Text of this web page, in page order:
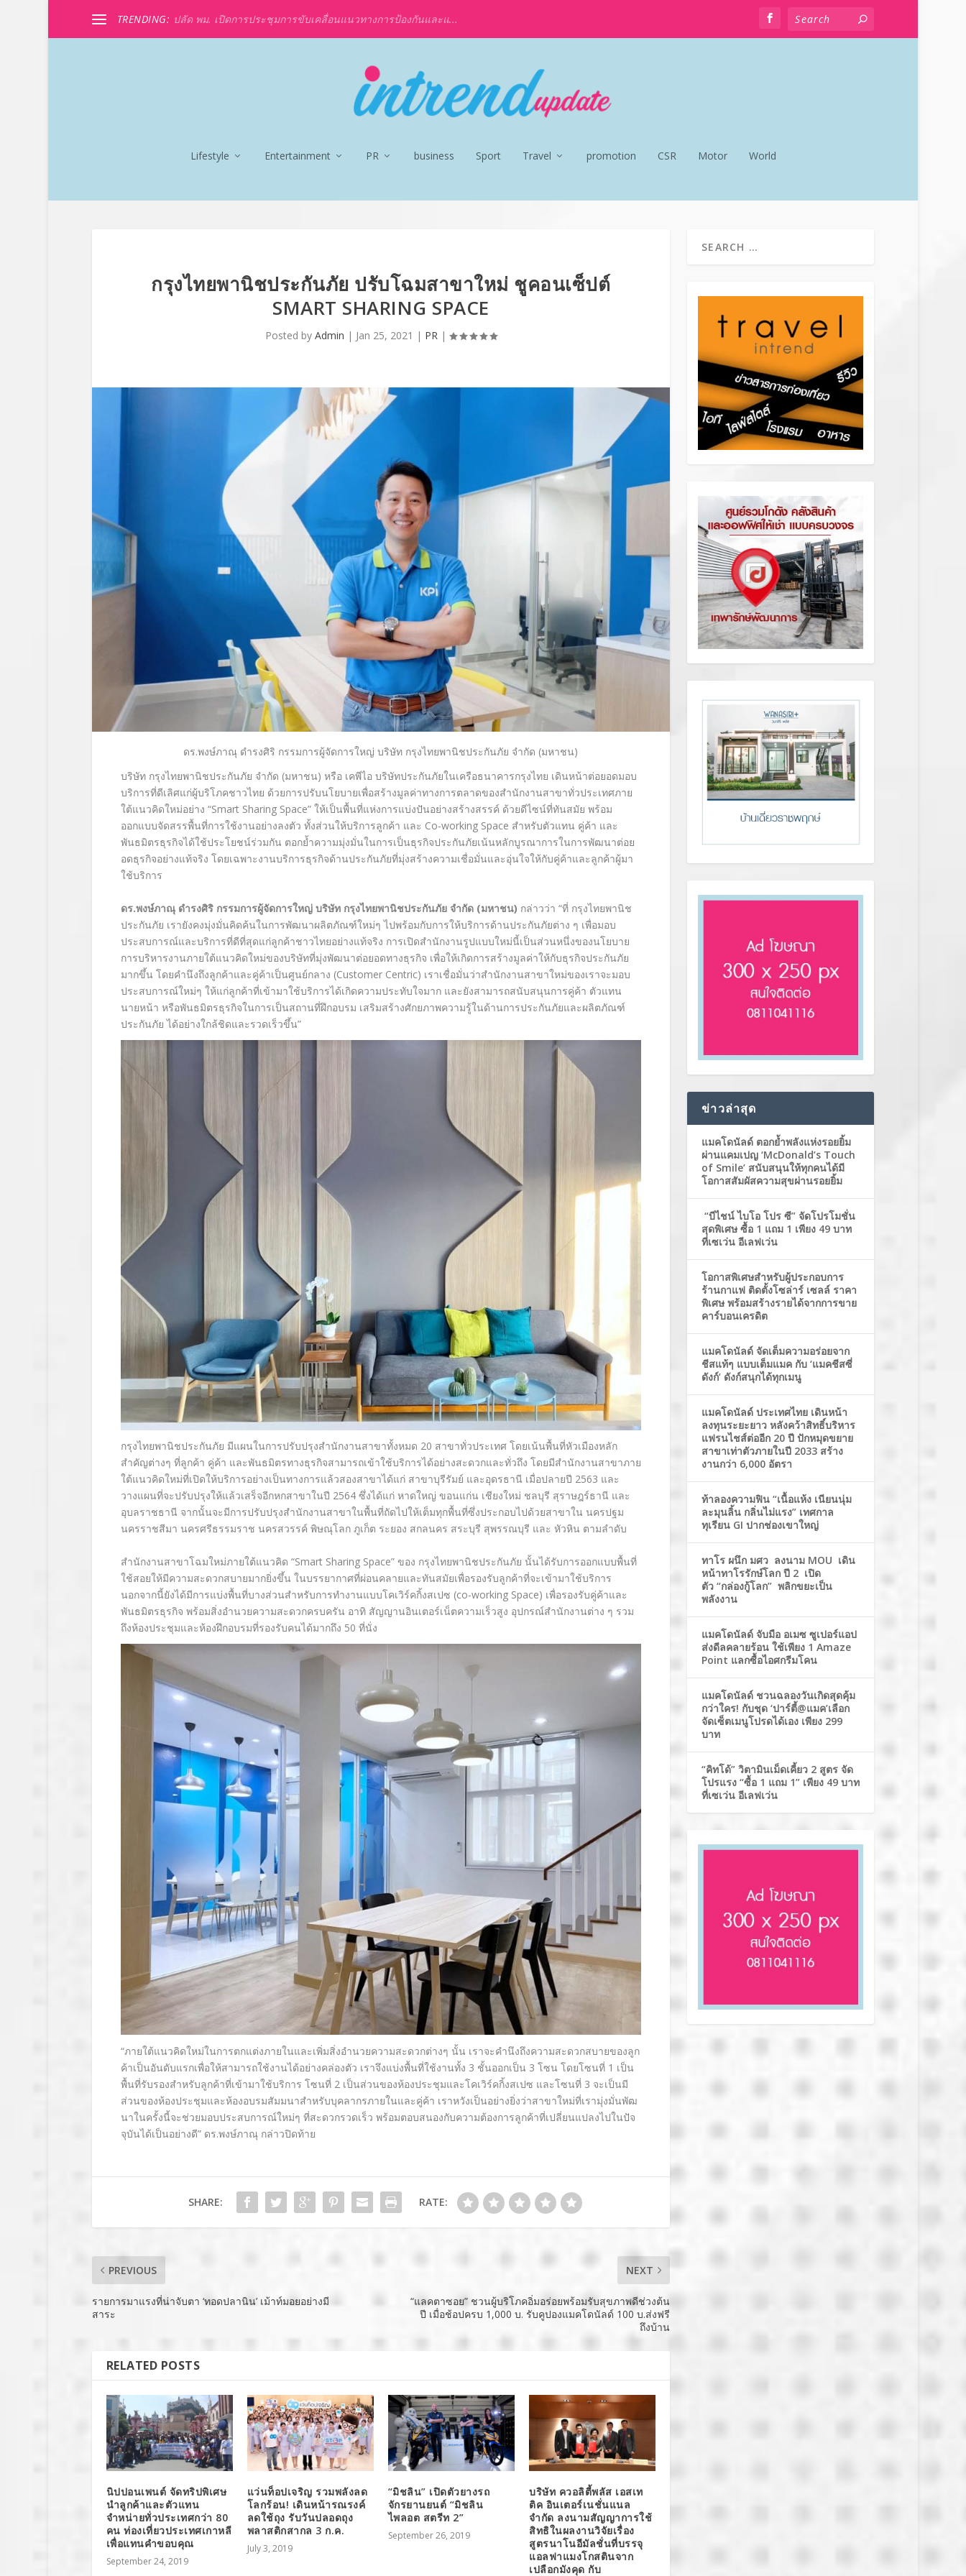
TRENDING: ปลัด พม. เปิดการประชุมการขับเคลื่อนแนวทางการป้องกันและแ...
Lifestyle Entertainment PR business Sport Travel promotion CSR Motor World
กรุงไทยพานิชประกันภัย ปรับโฉมสาขาใหม่ ชูคอนเซ็ปต์
SMART SHARING SPACE
Posted by Admin | Jan 25, 2021 | PR|
ดร.พงษ์ภาณุ ดำรงศิริ กรรมการผู้จัดการใหญ่ บริษัท กรุงไทยพานิชประกันภัย จำกัด (มหาชน)
บริษัท กรุงไทยพานิชประกันภัย จำกัด (มหาชน) หรือ เคพีไอ บริษัทประกันภัยในเครือธนาคารกรุงไทย เดินหน้าต่อยอดมอบ
บริการที่ดีเลิศแก่ผู้บริโภคชาวไทย ด้วยการปรับนโยบายเพื่อสร้างมูลค่าทางการตลาดของสำนักงานสาขาทั่วประเทศภาย
ใต้แนวคิดใหม่อย่าง “Smart Sharing Space” ให้เป็นพื้นที่แห่งการแบ่งปันอย่างสร้างสรรค์ ด้วยดีไซน์ที่ทันสมัย พร้อม
ออกแบบจัดสรรพื้นที่การใช้งานอย่างลงตัว ทั้งส่วนให้บริการลูกค้า และ Co-working Space สำหรับตัวแทน คู่ค้า และ
พันธมิตรธุรกิจได้ใช้ประโยชน์ร่วมกัน ตอกย้ำความมุ่งมั่นในการเป็นธุรกิจประกันภัยเน้นหลักบูรณาการในการพัฒนาต่อย
อดธุรกิจอย่างแท้จริง โดยเฉพาะงานบริการธุรกิจด้านประกันภัยที่มุ่งสร้างความเชื่อมั่นและอุ่นใจให้กับคู่ค้าและลูกค้าผู้มา
ใช้บริการ
ดร.พงษ์ภาณุ ดำรงศิริ กรรมการผู้จัดการใหญ่ บริษัท กรุงไทยพานิชประกันภัย จำกัด (มหาชน) กล่าวว่า “ที่ กรุงไทยพานิช
ประกันภัย เรายังคงมุ่งมั่นคิดค้นในการพัฒนาผลิตภัณฑ์ใหม่ๆ ไปพร้อมกับการให้บริการด้านประกันภัยต่าง ๆ เพื่อมอบ
ประสบการณ์และบริการที่ดีที่สุดแก่ลูกค้าชาวไทยอย่างแท้จริง การเปิดสำนักงานรูปแบบใหม่นี้เป็นส่วนหนึ่งของนโยบาย
การบริหารงานภายใต้แนวคิดใหม่ของบริษัทที่มุ่งพัฒนาต่อยอดทางธุรกิจ เพื่อให้เกิดการสร้างมูลค่าให้กับธุรกิจประกันภัย
มากขึ้น โดยคำนึงถึงลูกค้าและคู่ค้าเป็นศูนย์กลาง (Customer Centric) เราเชื่อมั่นว่าสำนักงานสาขาใหม่ของเราจะมอบ
ประสบการณ์ใหม่ๆ ให้แก่ลูกค้าที่เข้ามาใช้บริการได้เกิดความประทับใจมาก และยังสามารถสนับสนุนการคู่ค้า ตัวแทน
นายหน้า หรือพันธมิตรธุรกิจในการเป็นสถานที่ฝึกอบรม เสริมสร้างศักยภาพความรู้ในด้านการประกันภัยและผลิตภัณฑ์
ประกันภัย ได้อย่างใกล้ชิดและรวดเร็วขึ้น”
กรุงไทยพานิชประกันภัย มีแผนในการปรับปรุงสำนักงานสาขาทั้งหมด 20 สาขาทั่วประเทศ โดยเน้นพื้นที่หัวเมืองหลัก
สำคัญต่างๆ ที่ลูกค้า คู่ค้า และพันธมิตรทางธุรกิจสามารถเข้าใช้บริการได้อย่างสะดวกและทั่วถึง โดยมีสำนักงานสาขาภาย
ใต้แนวคิดใหม่ที่เปิดให้บริการอย่างเป็นทางการแล้วสองสาขาได้แก่ สาขาบุรีรัมย์ และอุดรธานี เมื่อปลายปี 2563 และ
วางแผนที่จะปรับปรุงให้แล้วเสร็จอีกหกสาขาในปี 2564 ซึ่งได้แก่ หาดใหญ่ ขอนแก่น เชียงใหม่ ชลบุรี สุราษฎร์ธานี และ
อุบลราชธานี จากนั้นจะมีการปรับปรุงสำนักงานสาขาในพื้นที่ถัดไปให้เต็มทุกพื้นที่ซึ่งประกอบไปด้วยสาขาใน นครปฐม
นครราชสีมา นครศรีธรรมราช นครสวรรค์ พิษณุโลก ภูเก็ต ระยอง สกลนคร สระบุรี สุพรรณบุรี และ หัวหิน ตามลำดับ
สำนักงานสาขาโฉมใหม่ภายใต้แนวคิด “Smart Sharing Space” ของ กรุงไทยพานิชประกันภัย นั้นได้รับการออกแบบพื้นที่
ใช้สอยให้มีความสะดวกสบายมากยิ่งขึ้น ในบรรยากาศที่ผ่อนคลายและทันสมัยเพื่อรองรับลูกค้าที่จะเข้ามาใช้บริการ
นอกจากนี้ยังได้มีการแบ่งพื้นที่บางส่วนสำหรับการทำงานแบบโคเวิร์คกิ้งสเปซ (co-working Space) เพื่อรองรับคู่ค้าและ
พันธมิตรธุรกิจ พร้อมสิ่งอำนวยความสะดวกครบครัน อาทิ สัญญานอินเตอร์เน็ตความเร็วสูง อุปกรณ์สำนักงานต่าง ๆ รวม
ถึงห้องประชุมและห้องฝึกอบรมที่รองรับคนได้มากถึง 50 ที่นั่ง
“ภายใต้แนวคิดใหม่ในการตกแต่งภายในและเพิ่มสิ่งอำนวยความสะดวกต่างๆ นั้น เราจะคำนึงถึงความสะดวกสบายของลูก
ค้าเป็นอันดับแรกเพื่อให้สามารถใช้งานได้อย่างคล่องตัว เราจึงแบ่งพื้นที่ใช้งานทั้ง 3 ชั้นออกเป็น 3 โซน โดยโซนที่ 1 เป็น
พื้นที่รับรองสำหรับลูกค้าที่เข้ามาใช้บริการ โซนที่ 2 เป็นส่วนของห้องประชุมและโคเวิร์คกิ้งสเปซ และโซนที่ 3 จะเป็นมี
ส่วนของห้องประชุมและห้องอบรมสัมมนาสำหรับบุคลากรภายในและคู่ค้า เราหวังเป็นอย่างยิ่งว่าสาขาใหม่ที่เรามุ่งมั่นพัฒ
นาในครั้งนี้จะช่วยมอบประสบการณ์ใหม่ๆ ที่สะดวกรวดเร็ว พร้อมตอบสนองกับความต้องการลูกค้าที่เปลี่ยนแปลงไปในปัจ
จุบันได้เป็นอย่างดี” ดร.พงษ์ภาณุ กล่าวปิดท้าย
SHARE: RATE:
PREVIOUS
รายการมาแรงที่น่าจับตา ‘ทอดปลานิน’ เม้าท์มอยอย่างมี
สาระ
NEXT
“แลคตาซอย” ชวนผู้บริโภคอิ่มอร่อยพร้อมรับสุขภาพดีช่วงต้น
ปี เมื่อช้อปครบ 1,000 บ. รับคูปองแมคโดนัลด์ 100 บ.ส่งฟรี
ถึงบ้าน
RELATED POSTS
นิปปอนเพนต์ จัดทริปพิเศษ
นำลูกค้าและตัวแทน
จำหน่ายทั่วประเทศกว่า 80
คน ท่องเที่ยวประเทศเกาหลี
เพื่อแทนคำขอบคุณ
September 24, 2019
แว่นท็อปเจริญ รวมพลังลด
โลกร้อน! เดินหน้ารณรงค์
ลดใช้ถุง รับวันปลอดถุง
พลาสติกสากล 3 ก.ค.
July 3, 2019
“มิชลิน” เปิดตัวยางรถ
จักรยานยนต์ “มิชลิน
ไพลอต สตรีท 2”
September 26, 2019
บริษัท ควอลิตี้พลัส เอสเท
ติค อินเตอร์เนชั่นแนล
จำกัด ลงนามสัญญาการใช้
สิทธิในผลงานวิจัยเรื่อง
สูตรนาโนอีมัลชั่นที่บรรจุ
แอลฟาแมงโกสตินจาก
เปลือกมังคุด กับ
ข่าวล่าสุด
แมคโดนัลด์ ตอกย้ำพลังแห่งรอยยิ้ม
ผ่านแคมเปญ ‘McDonald’s Touch
of Smile’ สนับสนุนให้ทุกคนได้มี
โอกาสสัมผัสความสุขผ่านรอยยิ้ม
“บีไชน์ ไบโอ โปร ซี” จัดโปรโมชั่น
สุดพิเศษ ซื้อ 1 แถม 1 เพียง 49 บาท
ที่เซเว่น อีเลฟเว่น
โอกาสพิเศษสำหรับผู้ประกอบการ
ร้านกาแฟ ติดตั้งโซล่าร์ เซลล์ ราคา
พิเศษ พร้อมสร้างรายได้จากการขาย
คาร์บอนเครดิต
แมคโดนัลด์ จัดเต็มความอร่อยจาก
ชีสแท้ๆ แบบเต็มแมค กับ ‘แมคชีสซี่
ดังก์’ ดังก์สนุกได้ทุกเมนู
แมคโดนัลด์ ประเทศไทย เดินหน้า
ลงทุนระยะยาว หลังคว้าสิทธิ์บริหาร
แฟรนไชส์ต่ออีก 20 ปี ปักหมุดขยาย
สาขาเท่าตัวภายในปี 2033 สร้าง
งานกว่า 6,000 อัตรา
ท้าลองความฟิน “เนื้อแห้ง เนียนนุ่ม
ละมุนลิ้น กลิ่นไม่แรง” เทศกาล
ทุเรียน GI ปากช่องเขาใหญ่
ทาโร ผนึก มศว ลงนาม MOU เดิน
หน้าทาโรรักษ์โลก ปี 2 เปิด
ตัว “กล่องกู้โลก” พลิกขยะเป็น
พลังงาน
แมคโดนัลด์ จับมือ อเมซ ซูเปอร์แอป
ส่งดีลคลายร้อน ใช้เพียง 1 Amaze
Point แลกซื้อไอศกรีมโคน
แมคโดนัลด์ ชวนฉลองวันเกิดสุดคุ้ม
กว่าใคร! กับชุด ‘ปาร์ตี้@แมค’เลือก
จัดเซ็ตเมนูโปรดได้เอง เพียง 299
บาท
“คิทโด้” วิตามินเม็ดเคี้ยว 2 สูตร จัด
โปรแรง “ซื้อ 1 แถม 1” เพียง 49 บาท
ที่เซเว่น อีเลฟเว่น